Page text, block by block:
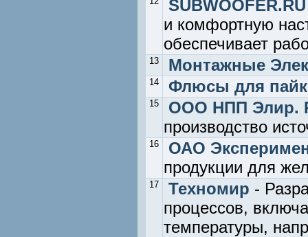
и комфортную
обеспечивает
13 Монтажные
14 Флюсы для
15
ООО НПП Элир.
производство
16
ОАО
продукции для
17 Техномир -
процессов,
температуры,